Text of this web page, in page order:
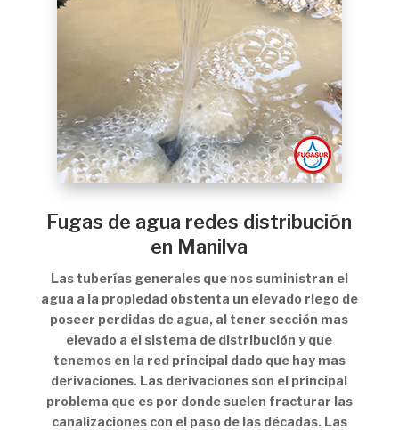
Fugas de agua redes distribución
en Manilva
Las tuberías generales que nos suministran el
agua a la propiedad obstenta un elevado riego de
poseer perdidas de agua, al tener sección mas
elevado a el sistema de distribución y que
tenemos en la red principal dado que hay mas
derivaciones. Las derivaciones son el principal
problema que es por donde suelen fracturar las
canalizaciones con el paso de las décadas. Las